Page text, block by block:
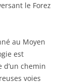
le Forez
au Moyen
est
d’un chemin
voies